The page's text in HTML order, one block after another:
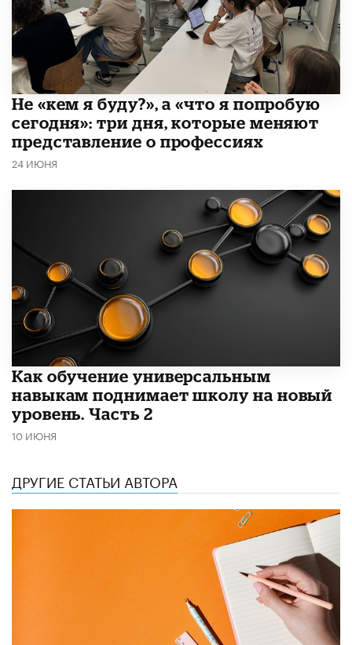
Не «кем я буду?», а «что я попробую
сегодня»: три дня, которые меняют
представление о профессиях
24 ИЮНЯ
​Как обучение универсальным
навыкам поднимает школу на новый
уровень. Часть 2
10 ИЮНЯ
ДРУГИЕ СТАТЬИ АВТОРА